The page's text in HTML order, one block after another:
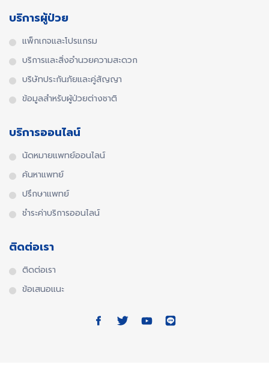
บริการผู้ป่วย
แพ็กเกจและโปรแกรม
บริการและสิ่งอำนวยความสะดวก
บริษัทประกันภัยและคู่สัญญา
ข้อมูลสำหรับผู้ป่วยต่างชาติ
บริการออนไลน์
นัดหมายแพทย์ออนไลน์
ค้นหาแพทย์
ปรึกษาแพทย์
ชำระค่าบริการออนไลน์
ติดต่อเรา
ติดต่อเรา
ข้อเสนอแนะ